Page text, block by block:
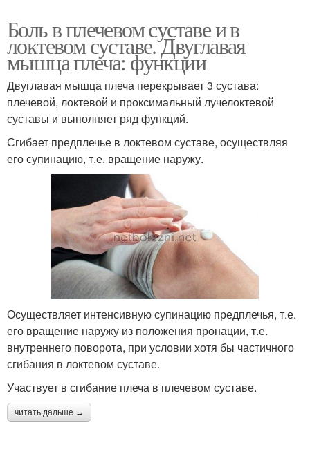
Боль в плечевом суставе и в
локтевом суставе. Двуглавая
мышца плеча: функции
Двуглавая мышца плеча перекрывает 3 сустава:
плечевой, локтевой и проксимальный лучелоктевой
суставы и выполняет ряд функций.
Сгибает предплечье в локтевом суставе, осуществляя
его супинацию, т.е. вращение наружу.
Осуществляет интенсивную супинацию предплечья, т.е.
его вращение наружу из положения пронации, т.е.
внутреннего поворота, при условии хотя бы частичного
сгибания в локтевом суставе.
Участвует в сгибание плеча в плечевом суставе.
читать дальше →